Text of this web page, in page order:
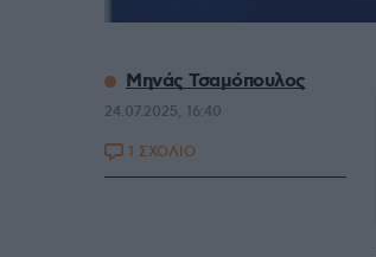
Μηνάς Τσαμόπουλος
24.07.2025, 16:40
1 ΣΧΟΛΙΟ